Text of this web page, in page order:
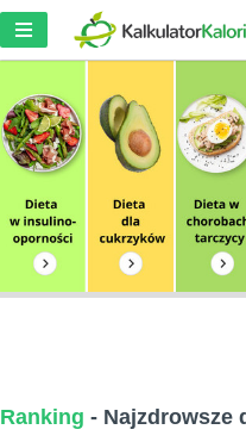
Ranking - Najzdrowsze